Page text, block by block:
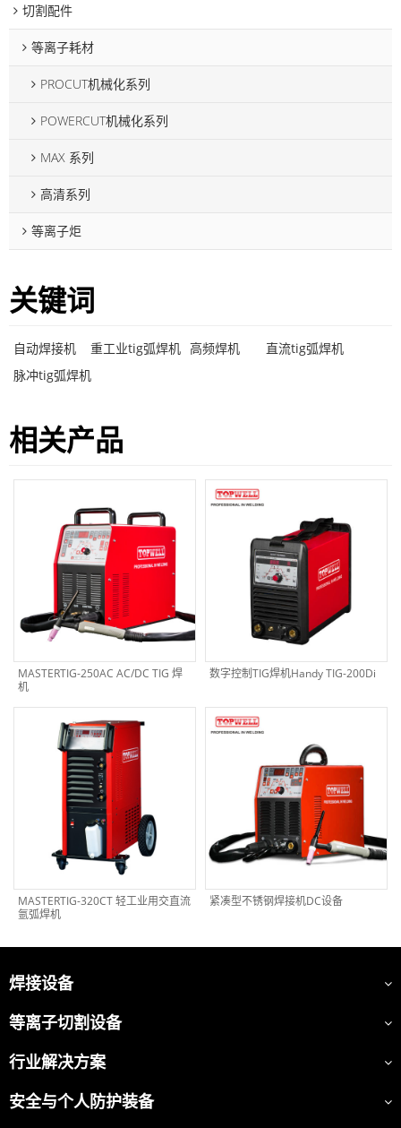
切割配件
等离子耗材
PROCUT机械化系列
POWERCUT机械化系列
MAX 系列
高清系列
等离子炬
关键词
自动焊接机 重工业tig弧焊机 高频焊机
直流tig弧焊机
脉冲tig弧焊机
相关产品
MASTERTIG-250AC AC/DC TIG 焊
机
数字控制TIG焊机Handy TIG-200Di
MASTERTIG-320CT 轻工业用交直流
氩弧焊机
紧凑型不锈钢焊接机DC设备
焊接设备
等离子切割设备
行业解决方案
安全与个人防护装备